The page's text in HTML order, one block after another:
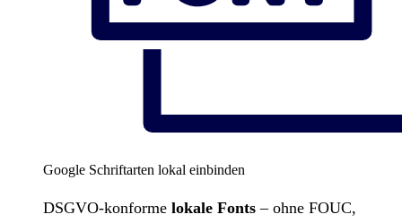
Google Schriftarten lokal einbinden
DSGVO-konforme lokale Fonts – ohne FOUC,